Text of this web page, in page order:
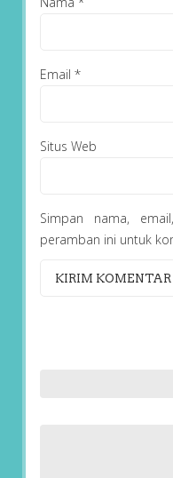
Email *
Situs Web
Simpan nama,
peramban ini untuk